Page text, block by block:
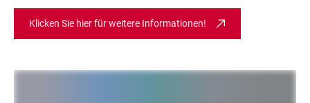
Klicken Sie hier für weitere Informationen!